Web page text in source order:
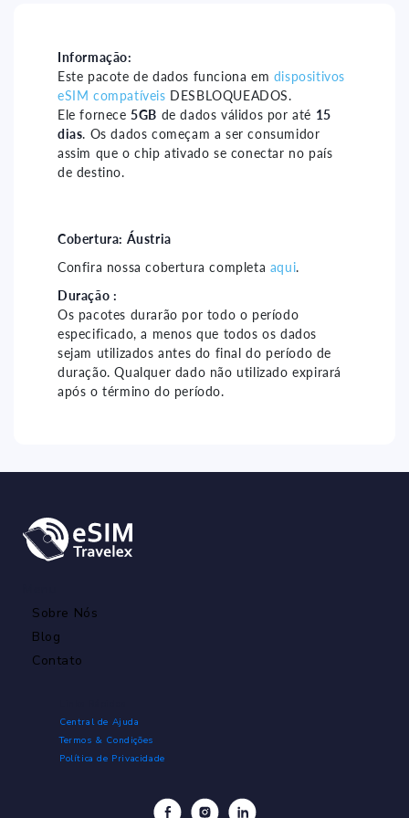
-
5gb
-
5gb
Informação:
Este pacote de dados funciona em dispositivos
eSIM compatíveis DESBLOQUEADOS.
Ele fornece 5GB de dados válidos por até 15
dias. Os dados começam a ser consumidor
assim que o chip ativado se conectar no país
de destino.
Cobertura: Áustria
Confira nossa cobertura completa aqui.
Duração :
Os pacotes durarão por todo o período
especificado, a menos que todos os dados
sejam utilizados antes do final do período de
duração. Qualquer dado não utilizado expirará
após o término do período.
Sobre Nós
Blog
Contato
Central de Ajuda
Termos & Condições
Política de Privacidade